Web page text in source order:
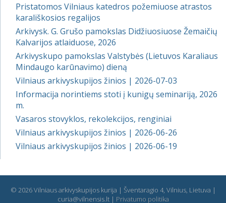
Pristatomos Vilniaus katedros požemiuose atrastos
karališkosios regalijos
Arkivysk. G. Grušo pamokslas Didžiuosiuose Žemaičių
Kalvarijos atlaiduose, 2026
Arkivyskupo pamokslas Valstybės (Lietuvos Karaliaus
Mindaugo karūnavimo) dieną
Vilniaus arkivyskupijos žinios | 2026-07-03
Informacija norintiems stoti į kunigų seminariją, 2026
m.
Vasaros stovyklos, rekolekcijos, renginiai
Vilniaus arkivyskupijos žinios | 2026-06-26
Vilniaus arkivyskupijos žinios | 2026-06-19
© 2026 Vilniaus arkivyskupijos kurija | Šventaragio 4, Vilnius, Lietuva |
curia@vilnensis.lt | Privatumo politika